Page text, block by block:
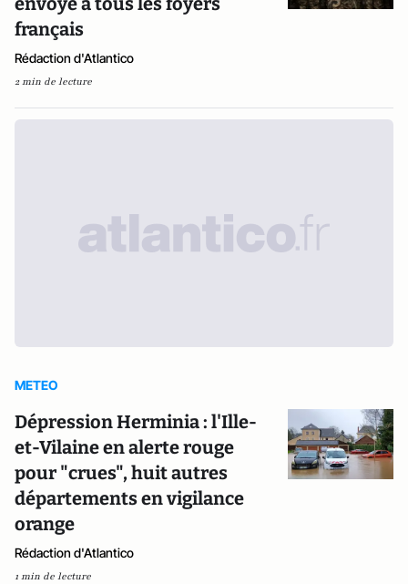
français
Rédaction d'Atlantico
2 min de lecture
METEO
Dépression Herminia : l'Ille-
et-Vilaine en alerte rouge
pour "crues", huit autres
départements en vigilance
orange
Rédaction d'Atlantico
1 min de lecture